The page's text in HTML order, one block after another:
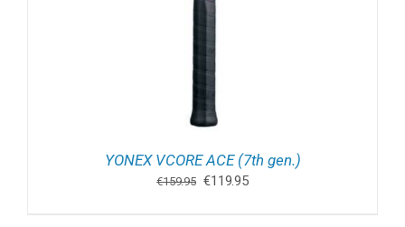
YONEX VCORE ACE (7th gen.)
€159.95 Oorspronkelijke
€119.95Huidige